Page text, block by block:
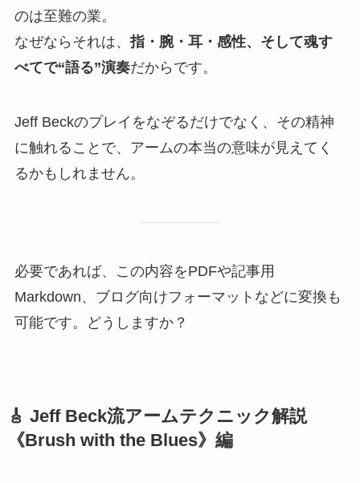
のは至難の業。
なぜならそれは、 指・腕・耳・感性、そして魂す
べてで“語る”演奏だからです。
Jeff Beckのプレイをなぞるだけでなく、その精神
に触れることで、アームの本当の意味が見えてく
るかもしれません。
必要であれば、この内容をPDFや記事用
Markdown、ブログ向けフォーマットなどに変換も
可能です。どうしますか？
🎸 Jeff Beck流アームテクニック解説
《Brush with the Blues》編